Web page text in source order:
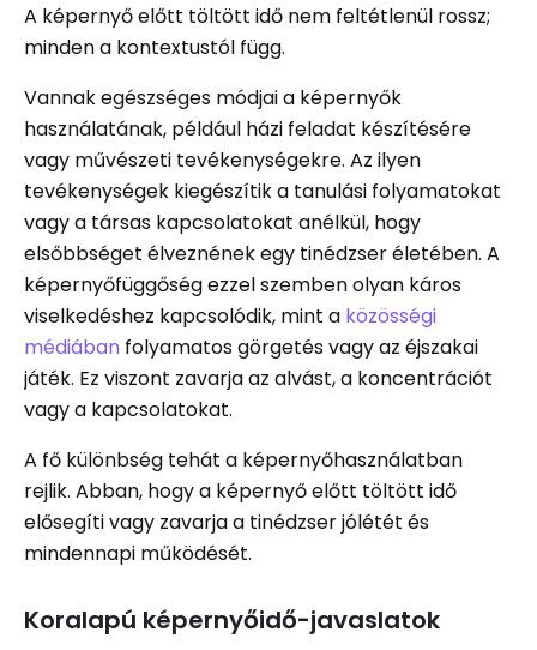
A képernyő előtt töltött idő nem feltétlenül rossz;
minden a kontextustól függ.
Vannak egészséges módjai a képernyők
használatának, például házi feladat készítésére
vagy művészeti tevékenységekre. Az ilyen
tevékenységek kiegészítik a tanulási folyamatokat
vagy a társas kapcsolatokat anélkül, hogy
elsőbbséget élveznének egy tinédzser életében. A
képernyőfüggőség ezzel szemben olyan káros
viselkedéshez kapcsolódik, mint a közösségi
médiában folyamatos görgetés vagy az éjszakai
játék. Ez viszont zavarja az alvást, a koncentrációt
vagy a kapcsolatokat.
A fő különbség tehát a képernyőhasználatban
rejlik. Abban, hogy a képernyő előtt töltött idő
elősegíti vagy zavarja a tinédzser jólétét és
mindennapi működését.
Koralapú képernyőidő-javaslatok